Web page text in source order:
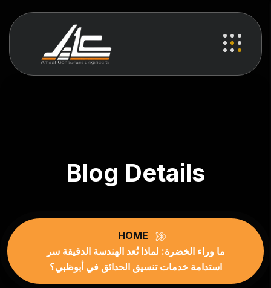
Blog Details
HOME
ما وراء الخضرة: لماذا تُعد الهندسة الدقيقة سر
استدامة خدمات تنسيق الحدائق في أبوظبي؟